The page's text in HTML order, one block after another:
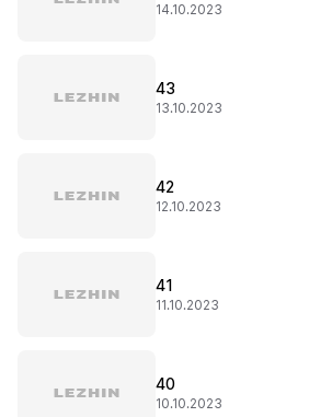
14.10.2023
43
13.10.2023
42
12.10.2023
41
11.10.2023
40
10.10.2023